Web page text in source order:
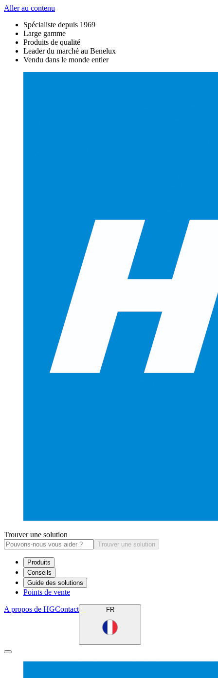
Aller au contenu
Spécialiste depuis 1969
Large gamme
Produits de qualité
Leader du marché au Benelux
Vendu dans le monde entier
Trouver une solution
Trouver une solution
Produits
Conseils
Guide des solutions
Points de vente
A propos de HGContact FR